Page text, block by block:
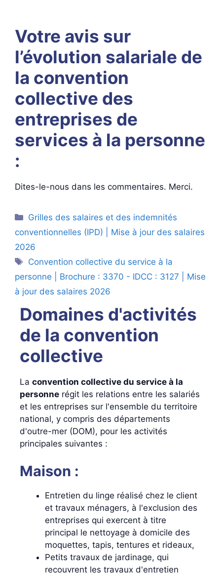
Votre avis sur
l’évolution salariale de
la convention
collective des
entreprises de
services à la personne
:
Dites-le-nous dans les commentaires. Merci.
Catégories
Grilles des salaires et des indemnités
conventionnelles (IPD) | Mise à jour des salaires
2026
Étiquettes
Convention collective du service à la
personne | Brochure : 3370 - IDCC : 3127 | Mise
à jour des salaires 2026
Domaines d'activités
de la convention
collective
La convention collective du service à la
personne régit les relations entre les salariés
et les entreprises sur l'ensemble du territoire
national, y compris des départements
d'outre-mer (DOM), pour les activités
principales suivantes :
Maison :
Entretien du linge réalisé chez le client
et travaux ménagers, à l'exclusion des
entreprises qui exercent à titre
principal le nettoyage à domicile des
moquettes, tapis, tentures et rideaux,
Petits travaux de jardinage, qui
recouvrent les travaux d'entretien